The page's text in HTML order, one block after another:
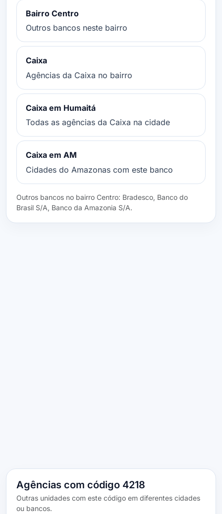
Bairro Centro
Outros bancos neste bairro
Caixa
Agências da Caixa no bairro
Caixa em Humaitá
Todas as agências da Caixa na cidade
Caixa em AM
Cidades do Amazonas com este banco
Outros bancos no bairro Centro: Bradesco, Banco do
Brasil S/A, Banco da Amazonia S/A.
Agências com código 4218
Outras unidades com este código em diferentes cidades
ou bancos.